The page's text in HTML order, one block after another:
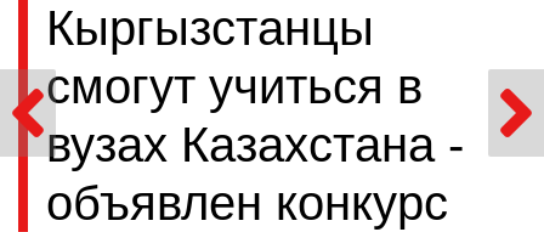
Кыргызстанцы
смогут учиться в
вузах Казахстана -
объявлен конкурс